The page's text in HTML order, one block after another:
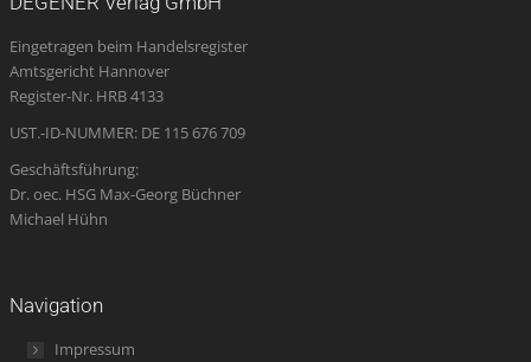
new
window
new
window
new
window
opens
in
new
new
Eingetragen beim Handelsregister
Amtsgericht Hannover
Register-Nr. HRB 4133
UST.-ID-NUMMER: DE 115 676 709
Geschäftsführung:
Dr. oec. HSG Max-Georg Büchner
Michael Hühn
Navigation
Impressum